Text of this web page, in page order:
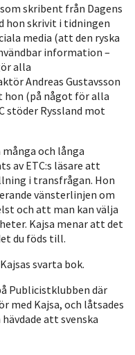
skribent från Dagens
hon skrivit i tidningen
media (att den ryska
information –
alla
Andreas Gustavsson
hon (på något för alla
stöder Ryssland mot
och långa
av ETC:s läsare att
i transfrågan. Hon
vänsterlinjen om
och att man kan välja
Kajsa menar att det
du föds till.
svarta bok.
Publicistklubben där
med Kajsa, och låtsades
att svenska